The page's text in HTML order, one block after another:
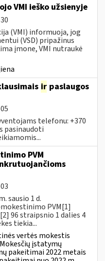
VMI ieško užsienyje
(VMI) informuoja, jog
(VSD) pripažinus
įmone, VMI nutraukė
ir paslaugos
telefonu: +370
pasinaudoti
PVM
sausio 1 d.
PVM[1]
96 straipsnio 1 dalies 4
tiekia...
vertės mokestis
Mokesčių įstatymų
pakeitimai 2022 metais